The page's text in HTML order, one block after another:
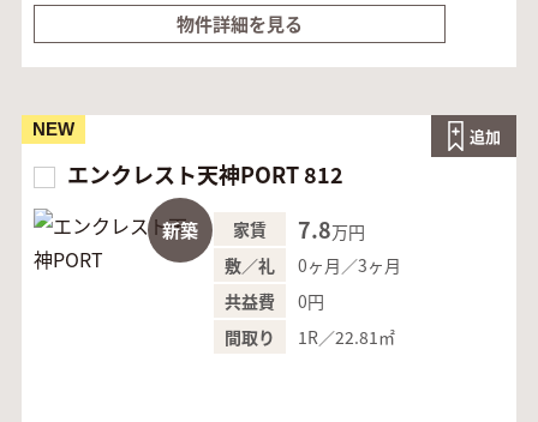
物件詳細を見る
エンクレスト天神PORT 812
NEW
新築
追加
家賃 7.8万円
敷／礼
0ヶ月／3ヶ月
共益費
0円
間取り
1R／22.81㎡